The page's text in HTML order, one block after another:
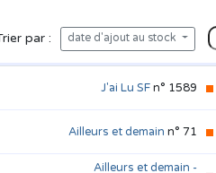
par : date d'ajout au stock
J'ai Lu SFn° 1589
Ailleurs et demain n° 71
Ailleurs et demain -